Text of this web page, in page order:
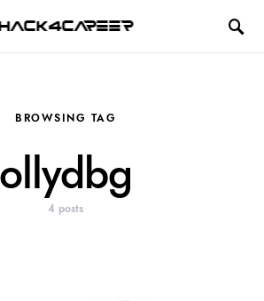
Hack4Career
BROWSING TAG
ollydbg
4 posts